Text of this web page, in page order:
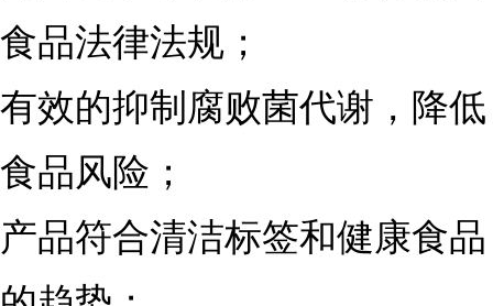
食品法律法规；
有效的抑制腐败菌代谢，降低
食品风险；
产品符合清洁标签和健康食品